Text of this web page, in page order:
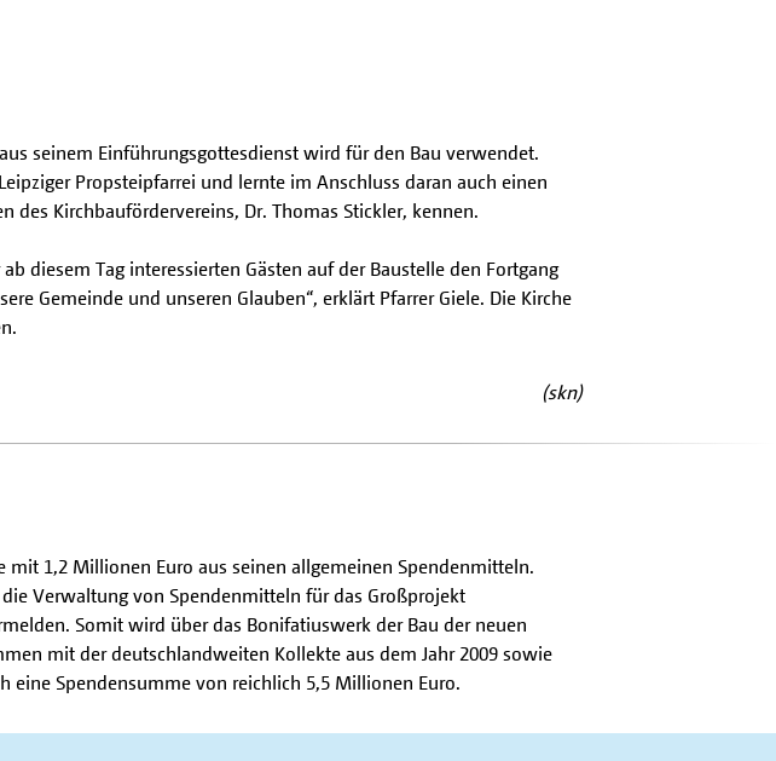
seinem Einführungsgottesdienst wird für den Bau verwendet.
Propsteipfarrei und lernte im Anschluss daran auch einen
des Kirchbaufördervereins, Dr. Thomas Stickler, kennen.
diesem Tag interessierten Gästen auf der Baustelle den Fortgang
Gemeinde und unseren Glauben“, erklärt Pfarrer Giele. Die Kirche
(skn)
1,2 Millionen Euro aus seinen allgemeinen Spendenmitteln.
Verwaltung von Spendenmitteln für das Großprojekt
Somit wird über das Bonifatiuswerk der Bau der neuen
mit der deutschlandweiten Kollekte aus dem Jahr 2009 sowie
eine Spendensumme von reichlich 5,5 Millionen Euro.